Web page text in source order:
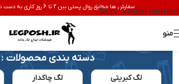
Skip to main contentسفارش ها مطابق روال پستی بین 2 تا 6 روز کاری به دست شما خواهد رسید.
منو
دسته بندی محصولات :
لگ کبریتی لگ چاکدار